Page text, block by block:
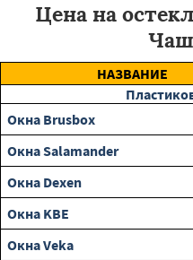
Цена на
НАЗВАНИЕ
Окна Brusbox
Окна Salamander
Окна Dexen
Окна KBE
Окна Veka